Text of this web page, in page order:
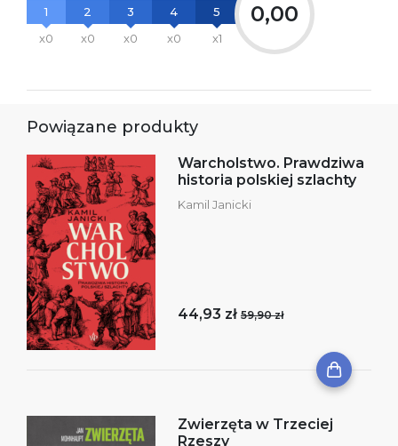
1
x0
2
x0
3
x0
4
x0
5
x1
0,00
Powiązane produkty
Warcholstwo. Prawdziwa
historia polskiej szlachty
Kamil Janicki
44,93 zł 59,90 zł
Zwierzęta w Trzeciej
Rzeszy